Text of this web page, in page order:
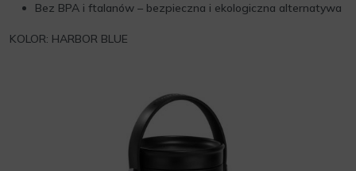
Bez BPA i ftalanów – bezpieczna i ekologiczna alternatywa
KOLOR: HARBOR BLUE